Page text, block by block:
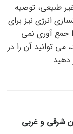
طبیعی، توصیه
انرژی نیز برای
جمع آوری نمی
می توانید آن را در
دهید.
شرقی و غربی